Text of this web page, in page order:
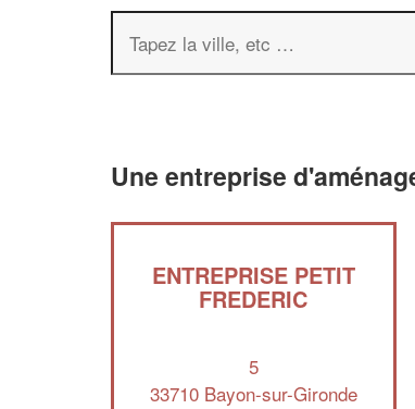
Une entreprise
ENTREPRISE PETIT
FREDERIC
5
33710 Bayon-sur-Gironde